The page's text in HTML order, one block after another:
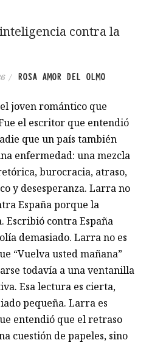
contra la
/ ROSA AMOR DEL OLMO
joven romántico que
el escritor que entendió
que un país también
enfermedad: una mezcla
burocracia, atraso,
y desesperanza. Larra no
España porque la
Escribió contra España
demasiado. Larra no es
“Vuelva usted mañana”
todavía a una ventanilla
Esa lectura es cierta,
pequeña. Larra es
entendió que el retraso
cuestión de papeles, sino